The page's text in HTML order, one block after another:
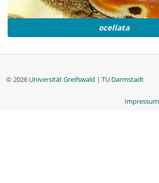
ocellata
© 2026 Universität Greifswald | TU Darmstadt
Impressum